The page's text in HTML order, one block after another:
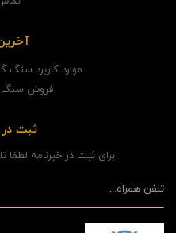
موارد کاربرد سنگ
فروش سنگ
ثبت در
برای ثبت در خبرنامه لطفا